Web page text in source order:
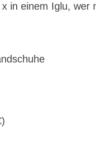
in einem Iglu,